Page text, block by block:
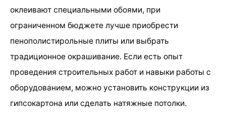
оклеивают специальными обоями, при
ограниченном бюджете лучше приобрести
пенополистирольные плиты или выбрать
традиционное окрашивание. Если есть опыт
проведения строительных работ и навыки работы с
оборудованием, можно установить конструкции из
гипсокартона или сделать натяжные потолки.